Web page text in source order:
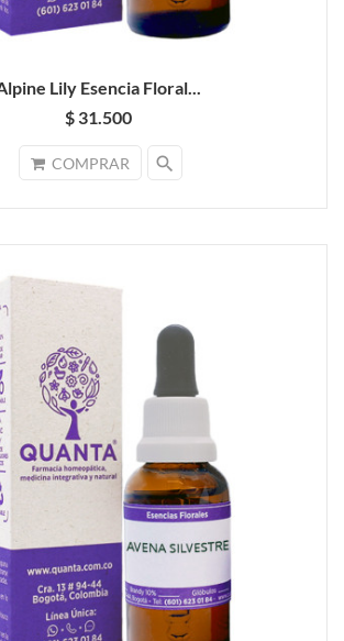
Lily Esencia Floral...
$ 31.500
COMPRAR search